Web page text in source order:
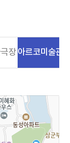
장 아르코미술관